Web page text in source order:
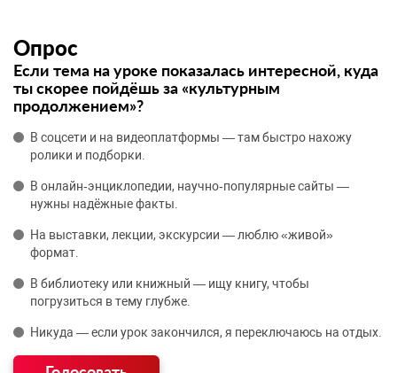
Опрос
Если тема на уроке показалась интересной, куда
ты скорее пойдёшь за «культурным
продолжением»?
В соцсети и на видеоплатформы — там быстро нахожу
ролики и подборки.
В онлайн‑энциклопедии, научно‑популярные сайты —
нужны надёжные факты.
На выставки, лекции, экскурсии — люблю «живой»
формат.
В библиотеку или книжный — ищу книгу, чтобы
погрузиться в тему глубже.
Никуда — если урок закончился, я переключаюсь на отдых.